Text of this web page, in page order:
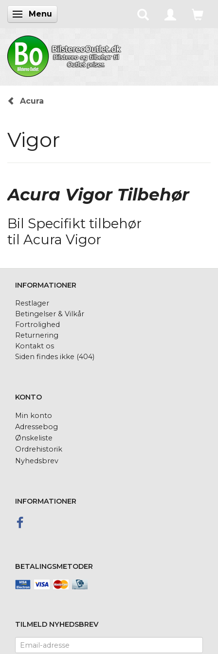
Skifte navigation
Menu
Acura
Vigor
Acura Vigor Tilbehør
Bil Specifikt tilbehør
til Acura Vigor
INFORMATIONER
Restlager
Betingelser & Vilkår
Fortrolighed
Returnering
Kontakt os
Siden findes ikke (404)
KONTO
Min konto
Adressebog
Ønskeliste
Ordrehistorik
Nyhedsbrev
INFORMATIONER
BETALINGSMETODER
TILMELD NYHEDSBREV
Email-
adresse